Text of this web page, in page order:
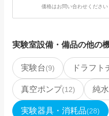
価格はお問い合わせください
実験室設備・備品の他の
実験台(9) ドラフト
真空ポンプ(12) 純
実験器具・消耗品(28)